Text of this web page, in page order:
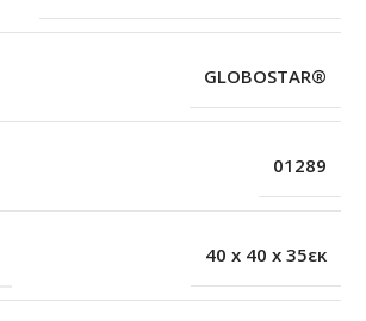
GLOBOSTAR®
01289
40 x 40 x 35εκ